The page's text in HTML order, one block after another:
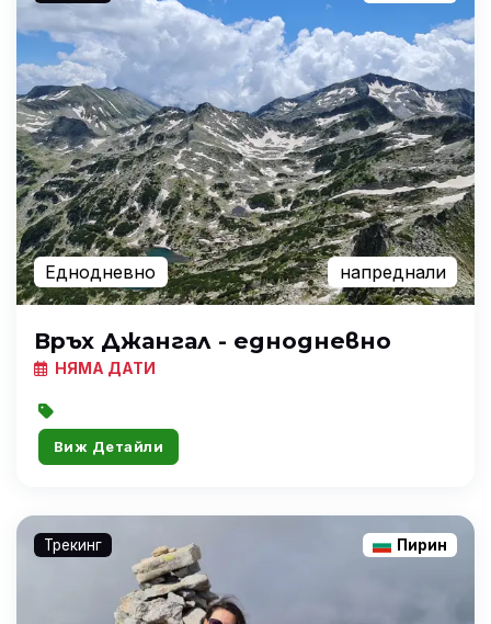
Еднодневно напреднали
Връх Джангал - еднодневно
НЯМА ДАТИ
Виж Детайли
Трекинг Пирин